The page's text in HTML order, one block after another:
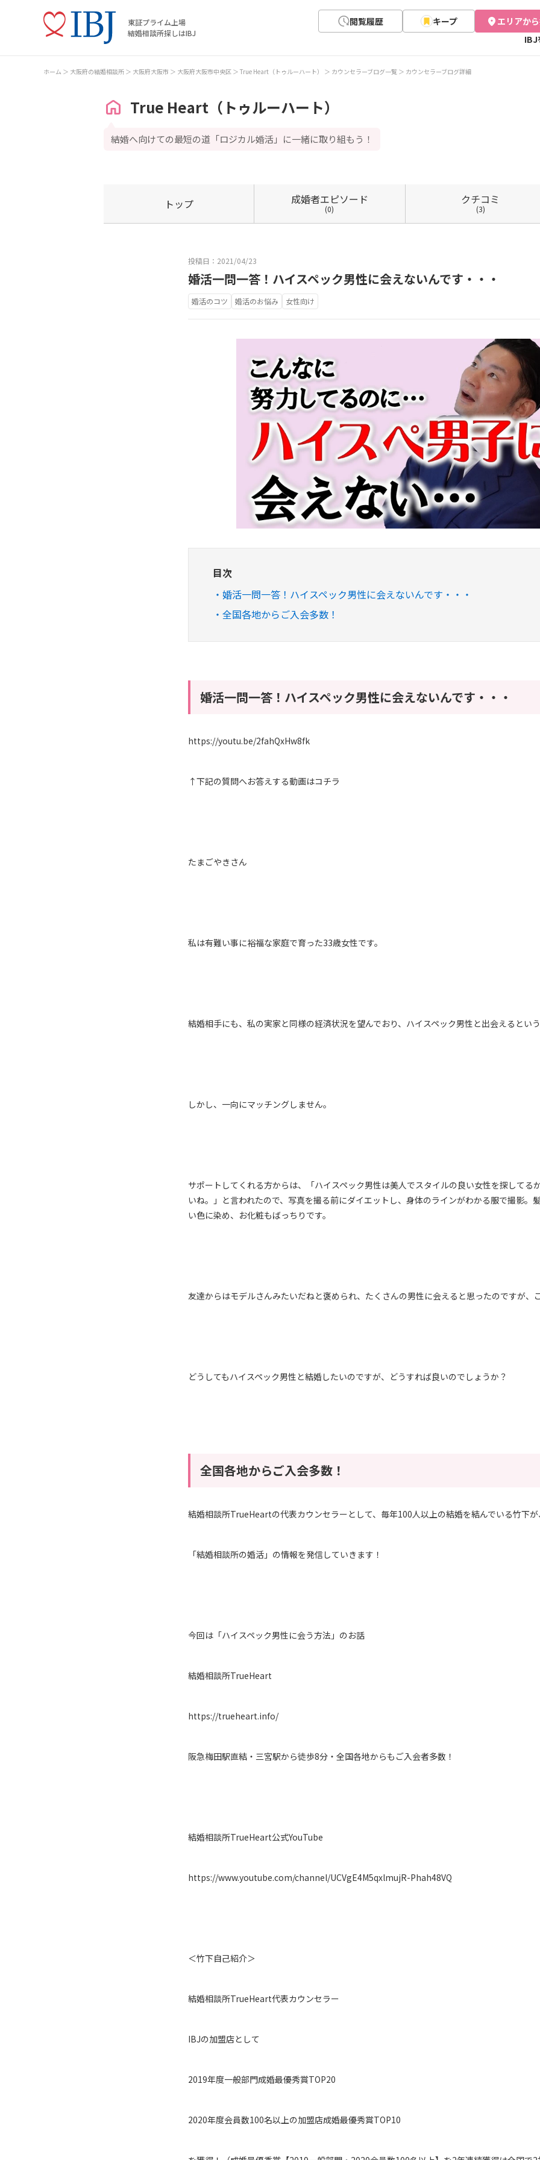
東証プライム上場
結婚相談所探しはIBJ
閲覧履歴 キープ エリアか
IBJ
ホーム 大阪府の結婚相談所 大阪府大阪市 大阪府大阪市中央区 True Heart（トゥルーハート） カウンセラーブログ一覧 カウンセラーブログ詳細
True Heart（トゥルーハート）
結婚へ向けての最短の道「ロジカル婚活」に一緒に取り組もう！
トップ 成婚者エピソード
(0)
クチコミ
(3)
投稿日：2021/04/23
婚活一問一答！ハイスペック男性に会えないんです・・・
婚活のコツ 婚活のお悩み 女性向け
目次
婚活一問一答！ハイスペック男性に会えないんです・・・
全国各地からご入会多数！
婚活一問一答！ハイスペック男性に会えないんです・・・
https://youtu.be/2fahQxHw8fk
↑下記の質問へお答えする動画はコチラ
たまごやきさん
私は有難い事に裕福な家庭で育った33歳女性です。
結婚相手にも、私の実家と同様の経済状況を望んでおり、ハイスペック男性と出会えるとい
しかし、一向にマッチングしません。
サポートしてくれる方からは、「ハイスペック男性は美人でスタイルの良い女性を探してる
いね。」と言われたので、写真を撮る前にダイエットし、身体のラインがわかる服で撮影。
い色に染め、お化粧もばっちりです。
友達からはモデルさんみたいだねと褒められ、たくさんの男性に会えると思ったのですが、
どうしてもハイスペック男性と結婚したいのですが、どうすれば良いのでしょうか？
全国各地からご入会多数！
結婚相談所TrueHeartの代表カウンセラーとして、毎年100人以上の結婚を結んでいる竹下が、
「結婚相談所の婚活」の情報を発信していきます！
今回は「ハイスペック男性に会う方法」のお話
結婚相談所TrueHeart
https://trueheart.info/
阪急梅田駅直結・三宮駅から徒歩8分・全国各地からもご入会者多数！
結婚相談所TrueHeart公式YouTube
https://www.youtube.com/channel/UCVgE4M5qxlmujR-Phah48VQ
＜竹下自己紹介＞
結婚相談所TrueHeart代表カウンセラー
IBJの加盟店として
2019年度一般部門成婚最優秀賞TOP20
2020年度会員数100名以上の加盟店成婚最優秀賞TOP10